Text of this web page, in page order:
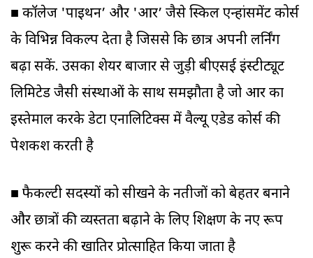
■ कॉलेज 'पाइथन’ और 'आर’ जैसे स्किल एन्हांसमेंट कोर्स
के विभिन्न विकल्प देता है जिससे कि छात्र अपनी लर्निंग
बढ़ा सकें. उसका शेयर बाजार से जुड़ी बीएसई इंस्टीट्यूट
लिमिटेड जैसी संस्थाओं के साथ समझौता है जो आर का
इस्तेमाल करके डेटा एनालिटिक्स में वैल्यू एडेड कोर्स की
पेशकश करती है
■ फैकल्टी सदस्यों को सीखने के नतीजों को बेहतर बनाने
और छात्रों की व्यस्तता बढ़ाने के लिए शिक्षण के नए रूप
शुरू करने की खातिर प्रोत्साहित किया जाता है